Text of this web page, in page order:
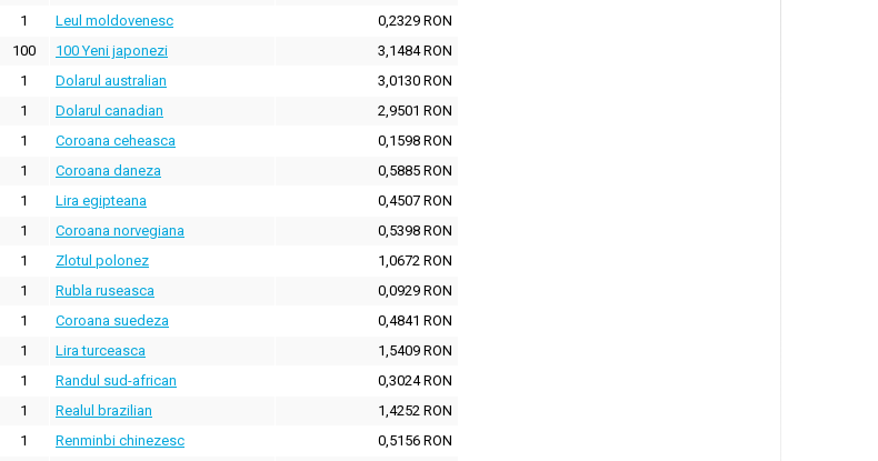
1 Leul moldovenesc
0,2329 RON
100 100 Yeni japonezi
3,1484 RON
1 Dolarul australian
3,0130 RON
1 Dolarul canadian
2,9501 RON
1 Coroana ceheasca
0,1598 RON
1 Coroana daneza
0,5885 RON
1 Lira egipteana
0,4507 RON
1 Coroana norvegiana
0,5398 RON
1 Zlotul polonez
1,0672 RON
1 Rubla ruseasca
0,0929 RON
1 Coroana suedeza
0,4841 RON
1 Lira turceasca
1,5409 RON
1 Randul sud-african
0,3024 RON
1 Realul brazilian
1,4252 RON
1 Renminbi chinezesc
0,5156 RON